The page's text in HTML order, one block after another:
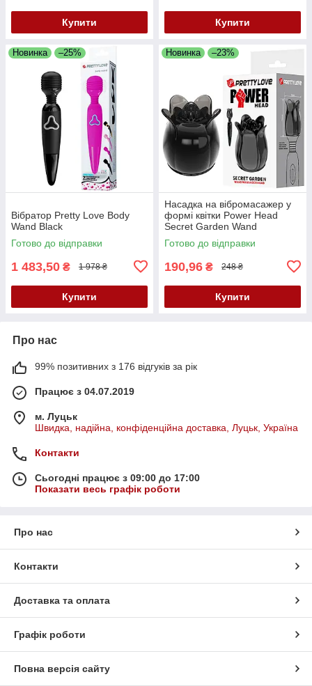
Купити Купити
Новинка –25%
Вібратор Pretty Love Body
Wand Black
Готово до відправки
1 483,50 ₴ 1 978 ₴
Купити
Новинка –23%
Насадка на вібромасажер у
формі квітки Power Head
Secret Garden Wand
Massager Head Black
Готово до відправки
190,96 ₴ 248 ₴
Купити
Про нас
99% позитивних з 176 відгуків за рік
Працює з 04.07.2019
м. Луцьк
Швидка, надійна, конфіденційна доставка, Луцьк, Україна
Контакти
Сьогодні працює з 09:00 до 17:00
Показати весь графік роботи
Про нас
Контакти
Доставка та оплата
Графік роботи
Повна версія сайту